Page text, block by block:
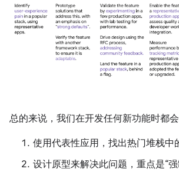
总的来说，我们在开发任何新功能时都
使用代表性应用，找出热门堆栈中
设计原型来解决此问题，重点是“强